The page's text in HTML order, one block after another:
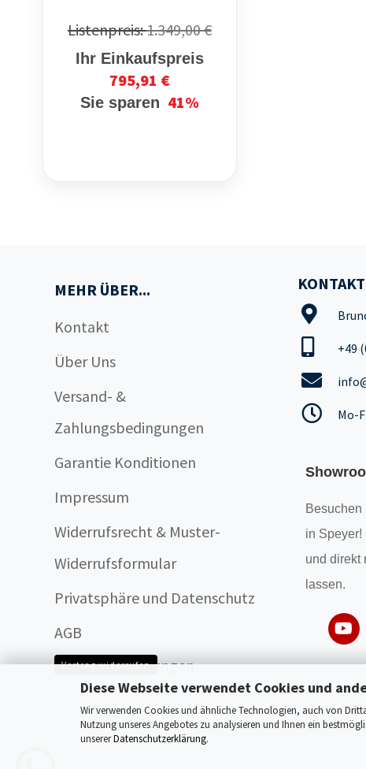
Diese Webseite verwendet Cookies und
Wir verwenden Cookies und ähnliche Technologien, auch von
Nutzung unseres Angebotes zu analysieren und Ihnen ein
unsererDatenschutzerklärung.
Listenpreis:1.349,00 €
Ihr Einkaufspreis
795,91 €
Sie sparen 41%
MEHR ÜBER...
Kontakt
Über Uns
Versand- &
Zahlungsbedingungen
Garantie Konditionen
Impressum
Widerrufsrecht & Muster-
Widerrufsformular
Privatsphäre und Datenschutz
AGB
Cookie Einstellungen
+49
Mo-
Besuchen
in Speyer!
und direkt
lassen.
Vertrag widerrufen